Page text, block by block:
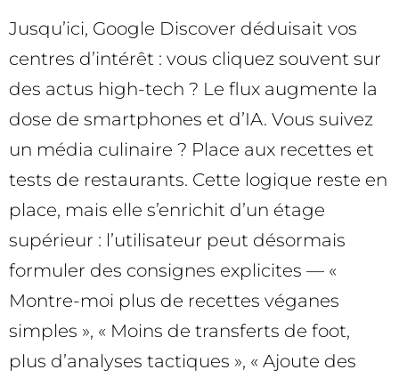
Jusqu’ici, Google Discover déduisait vos
centres d’intérêt : vous cliquez souvent sur
des actus high-tech ? Le flux augmente la
dose de smartphones et d’IA. Vous suivez
un média culinaire ? Place aux recettes et
tests de restaurants. Cette logique reste en
place, mais elle s’enrichit d’un étage
supérieur : l’utilisateur peut désormais
formuler des consignes explicites — «
Montre-moi plus de recettes véganes
simples », « Moins de transferts de foot,
plus d’analyses tactiques », « Ajoute des